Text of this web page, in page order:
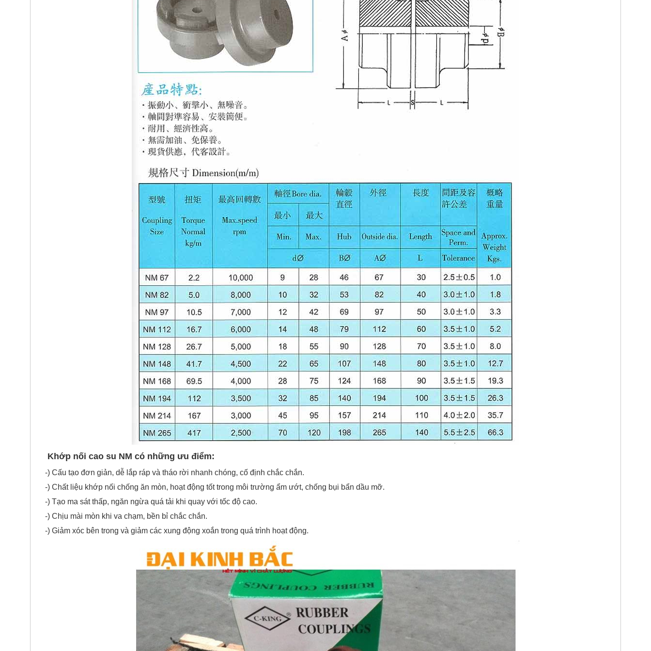
Khớp nối cao su NM có những ưu điểm:
-) Cấu tạo đơn giản, dễ lắp ráp và tháo rời nhanh chóng, cố định chắc chắn.
-) Chất liệu khớp nối chống ăn mòn, hoạt động tốt trong môi trường ẩm ướt, chống bụi bẩn dầu mỡ.
-) Tạo ma sát thấp, ngăn ngừa quá tải khi quay với tốc độ cao.
-) Chịu mài mòn khi va chạm, bền bỉ chắc chắn.
-) Giảm xóc bên trong và giảm các xung động xoắn trong quá trình hoạt động.